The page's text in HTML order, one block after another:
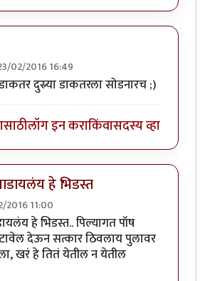
02/2016 16:49
ही !byसस्नेह
दुस्र्या डाकतरला सोडनारच ;)
लॉग इन कराकिंवासदस्य व्हा
हे भिडस्त
2016 11:00
हे भिडस्त.. पिल्यागत पॉष
देऊन सत्कार ठिवलाय पुलावर
खरं हे तितं येतील न येतील